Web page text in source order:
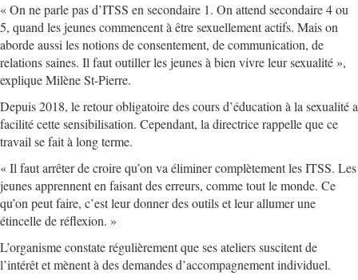
« On ne parle pas d’ITSS en secondaire 1. On attend secondaire 4 ou
5, quand les jeunes commencent à être sexuellement actifs. Mais on
aborde aussi les notions de consentement, de communication, de
relations saines. Il faut outiller les jeunes à bien vivre leur sexualité »,
explique Milène St-Pierre.
Depuis 2018, le retour obligatoire des cours d’éducation à la sexualité a
facilité cette sensibilisation. Cependant, la directrice rappelle que ce
travail se fait à long terme.
« Il faut arrêter de croire qu’on va éliminer complètement les ITSS. Les
jeunes apprennent en faisant des erreurs, comme tout le monde. Ce
qu’on peut faire, c’est leur donner des outils et leur allumer une
étincelle de réflexion. »
L’organisme constate régulièrement que ses ateliers suscitent de
l’intérêt et mènent à des demandes d’accompagnement individuel.